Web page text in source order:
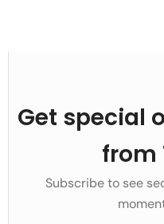
Get special
from
Subscribe to see